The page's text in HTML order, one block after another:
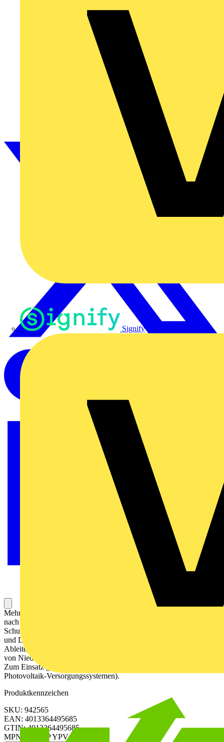
Signify
Mehrpoliger Überspannungsableiter DEHNguard MP YPV, Typ 2
nach EN 61643-31, bestehend aus Basisteil mit gesteckten
Schutzmodulen und Doppel-Push-In-Anschlussklemme für Stich-
und Durchgangsverdrahtung geeignet. Hohe Gerätesicherheit durch
Ableiterüberwachung mit Thermo-Dynamik-Control. Zum Schutz
von Niederspannungs-Verbraucheranlagen vor Überspannungen.
Zum Einsatz gemäß IEC 60364-7-712:2002-05 (Errichten von
Photovoltaik-Versorgungssystemen).
Produktkennzeichen
SKU: 942565
EAN: 4013364495685
GTIN: 4013364495685
MPN: DG MP YPV 1200 FM